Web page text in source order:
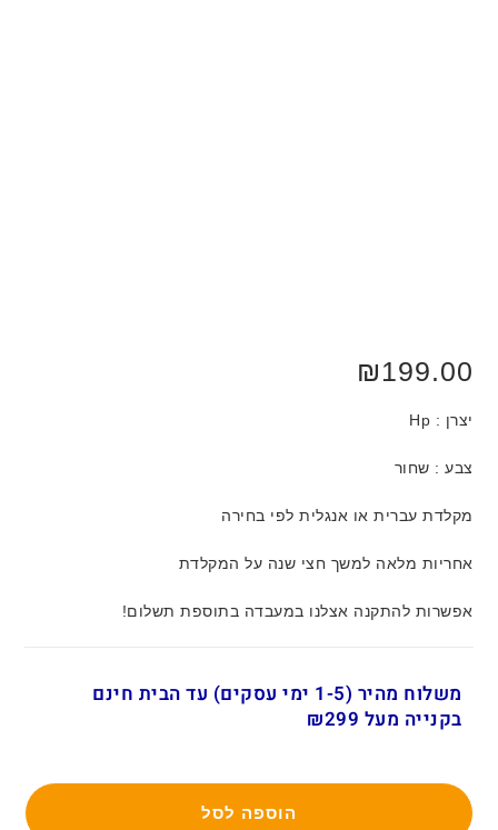
₪199.00
יצרן : Hp
צבע : שחור
מקלדת עברית או אנגלית לפי בחירה
אחריות מלאה למשך חצי שנה על המקלדת
אפשרות להתקנה אצלנו במעבדה בתוספת תשלום!
משלוח מהיר (1-5 ימי עסקים) עד הבית חינם
בקנייה מעל ₪299
הוספה לסל